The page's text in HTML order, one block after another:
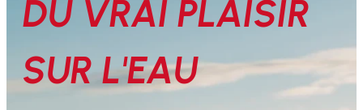
DU VRAI PLAISIR
SUR L'EAU